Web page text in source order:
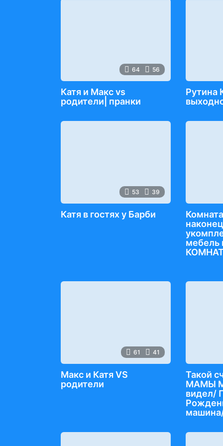
64 56
Катя и Макс vs
родители| пранки
Рутина
53 39
Катя в гостях у Барби
наконец
мебель
61 41
Макс и Катя VS
родители
Такой
МАМЫ
видел/